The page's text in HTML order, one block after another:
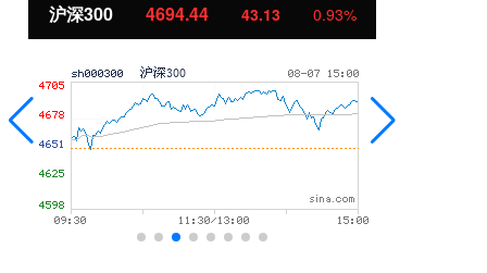
北证50 1134.24 11.37 1.01%